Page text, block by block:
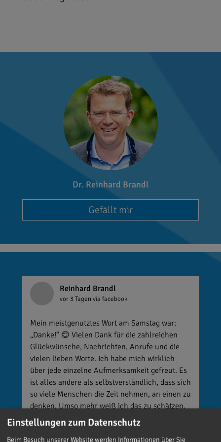
Dr. Reinhard Brandl
Gefällt mir
Reinhard Brandl
vor 3 Tagen via facebook
Mein meistgenutztes Wort am Samstag war:
„Danke!“ 😊 Vielen Dank für die zahlreichen
Glückwünsche, Nachrichten, Anrufe und die
vielen lieben Worte. Ich habe mich wirklich
über jede einzelne Aufmerksamkeit gefreut. Es
ist alles andere als selbstverständlich, dass sich
so viele Menschen die Zeit nehmen, an einen zu
denken. Umso mehr weiß ich das zu schätzen.
Einstellungen zum Datenschutz
Beim Besuch unserer Website werden Informationen über Sie